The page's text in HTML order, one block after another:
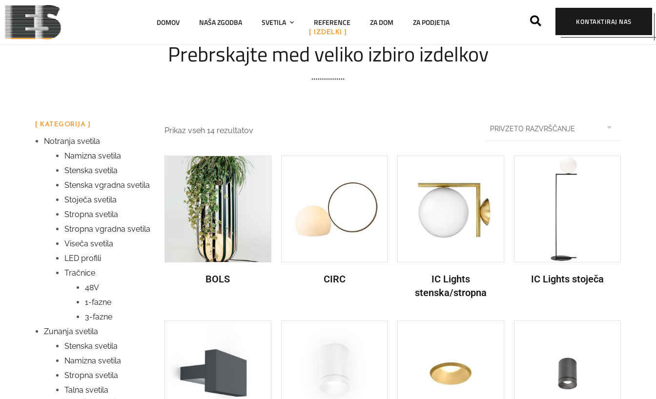
DOMOV NAŠA ZGODBA SVETILA REFERENCE ZA DOM ZA PODJETJA KONTAKTIRAJ NAS
[ IZDELKI ]
Prebrskajte med veliko izbiro izdelkov
[ KATEGORIJA ]
Notranja svetila
Namizna svetila
Stenska svetila
Stenska vgradna svetila
Stoječa svetila
Stropna svetila
Stropna vgradna svetila
Viseča svetila
LED profili
Tračnice
48V
1-fazne
3-fazne
Zunanja svetila
Stenska svetila
Namizna svetila
Stropna svetila
Talna svetila
Prikaz vseh 14 rezultatov
BOLS CIRC
IC Lights
stenska/stropna
IC Lights stoječa